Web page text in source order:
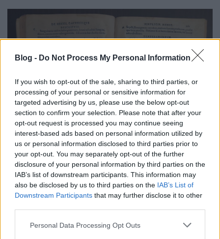
Blog - Do Not Process My Personal Information
If you wish to opt-out of the sale, sharing to third parties, or
processing of your personal or sensitive information for
targeted advertising by us, please use the below opt-out
section to confirm your selection. Please note that after your
opt-out request is processed you may continue seeing
interest-based ads based on personal information utilized by
us or personal information disclosed to third parties prior to
your opt-out. You may separately opt-out of the further
disclosure of your personal information by third parties on the
IAB’s list of downstream participants. This information may
also be disclosed by us to third parties on the IAB’s List of
Downstream Participants that may further disclose it to other
Please note that this website/app uses one or more Google
Personal Data Processing Opt Outs
A borsikafű leírása. In: Theodor
Dorsten:Botanicon..., Francoforti, Christianus
Egenolphus excudebat. [Anno M.D.XL. mense